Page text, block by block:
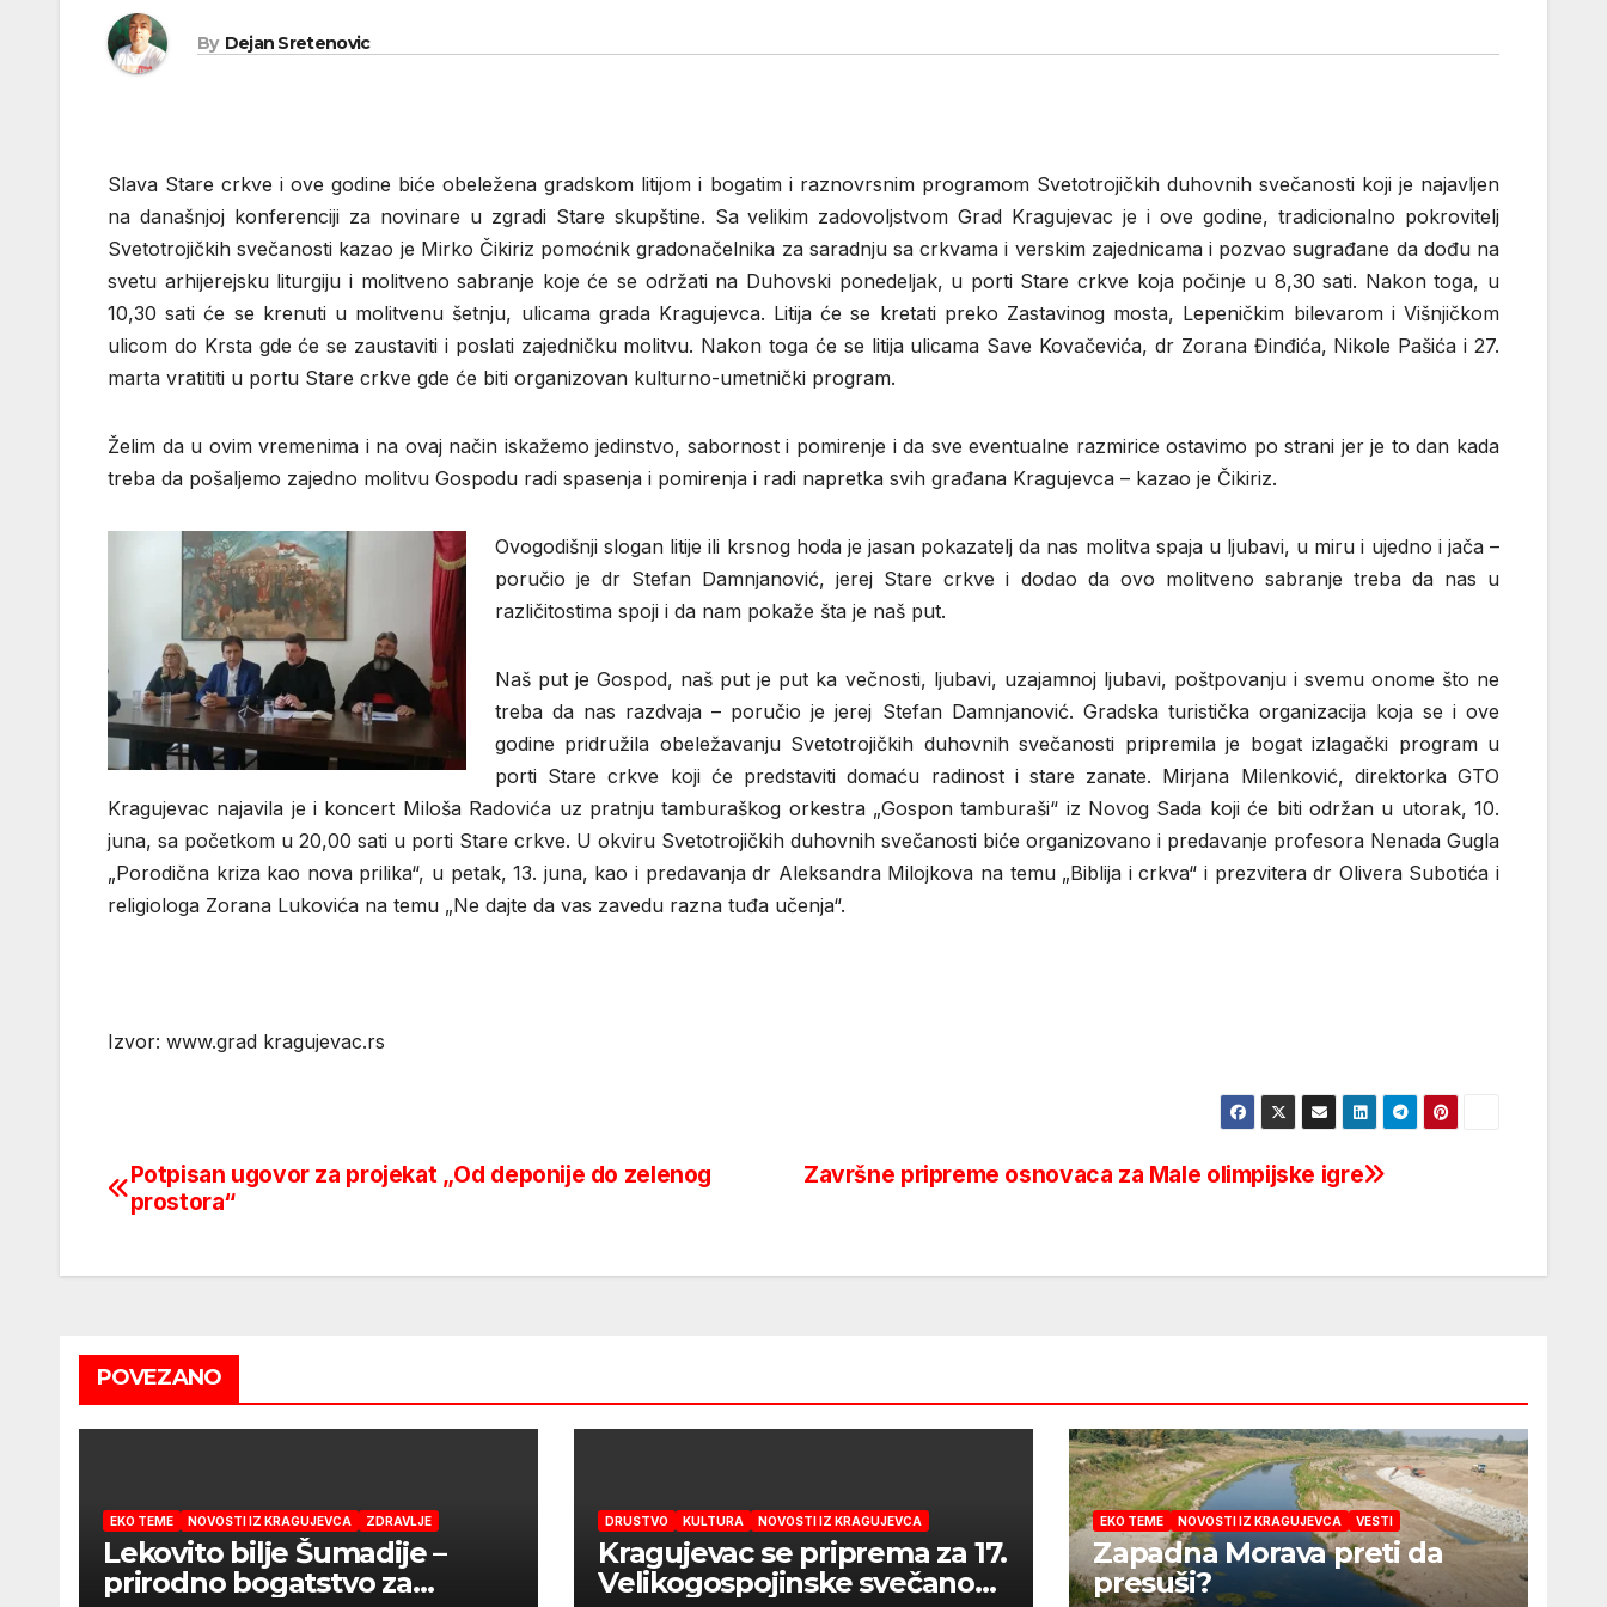
By Dejan Sretenovic
Slava Stare crkve i ove godine biće obeležena gradskom litijom i bogatim i raznovrsnim programom Svetotrojičkih duhovnih svečanosti koji je najavljen
na današnjoj konferenciji za novinare u zgradi Stare skupštine. Sa velikim zadovoljstvom Grad Kragujevac je i ove godine, tradicionalno pokrovitelj
Svetotrojičkih svečanosti kazao je Mirko Čikiriz pomoćnik gradonačelnika za saradnju sa crkvama i verskim zajednicama i pozvao sugrađane da dođu na
svetu arhijerejsku liturgiju i molitveno sabranje koje će se održati na Duhovski ponedeljak, u porti Stare crkve koja počinje u 8,30 sati. Nakon toga, u
10,30 sati će se krenuti u molitvenu šetnju, ulicama grada Kragujevca. Litija će se kretati preko Zastavinog mosta, Lepeničkim bilevarom i Višnjičkom
ulicom do Krsta gde će se zaustaviti i poslati zajedničku molitvu. Nakon toga će se litija ulicama Save Kovačevića, dr Zorana Đinđića, Nikole Pašića i 27.
marta vratititi u portu Stare crkve gde će biti organizovan kulturno-umetnički program.
Želim da u ovim vremenima i na ovaj način iskažemo jedinstvo, sabornost i pomirenje i da sve eventualne razmirice ostavimo po strani jer je to dan kada
treba da pošaljemo zajedno molitvu Gospodu radi spasenja i pomirenja i radi napretka svih građana Kragujevca – kazao je Čikiriz.
Ovogodišnji slogan litije ili krsnog hoda je jasan pokazatelj da nas molitva spaja u ljubavi, u miru i ujedno i jača –
poručio je dr Stefan Damnjanović, jerej Stare crkve i dodao da ovo molitveno sabranje treba da nas u
različitostima spoji i da nam pokaže šta je naš put.
Naš put je Gospod, naš put je put ka večnosti, ljubavi, uzajamnoj ljubavi, poštpovanju i svemu onome što ne
treba da nas razdvaja – poručio je jerej Stefan Damnjanović. Gradska turistička organizacija koja se i ove
godine pridružila obeležavanju Svetotrojičkih duhovnih svečanosti pripremila je bogat izlagački program u
porti Stare crkve koji će predstaviti domaću radinost i stare zanate. Mirjana Milenković, direktorka GTO
Kragujevac najavila je i koncert Miloša Radovića uz pratnju tamburaškog orkestra „Gospon tamburaši“ iz Novog Sada koji će biti održan u utorak, 10.
juna, sa početkom u 20,00 sati u porti Stare crkve. U okviru Svetotrojičkih duhovnih svečanosti biće organizovano i predavanje profesora Nenada Gugla
„Porodična kriza kao nova prilika“, u petak, 13. juna, kao i predavanja dr Aleksandra Milojkova na temu „Biblija i crkva“ i prezvitera dr Olivera Subotića i
religiologa Zorana Lukovića na temu „Ne dajte da vas zavedu razna tuđa učenja“.
Izvor: www.grad kragujevac.rs
Post
Završne pripreme osnovaca za Male olimpijske igre
Potpisan ugovor za projekat „Od deponije do zelenog
prostora“
POVEZANO
EKO TEME NOVOSTI IZ KRAGUJEVCA ZDRAVLJE
Lekovito bilje Šumadije –
prirodno bogatstvo za
DRUSTVO KULTURA NOVOSTI IZ KRAGUJEVCA
Kragujevac se priprema za 17.
Velikogospojinske svečanosti
EKO TEME NOVOSTI IZ KRAGUJEVCA VESTI
Zapadna Morava preti da
presuši?